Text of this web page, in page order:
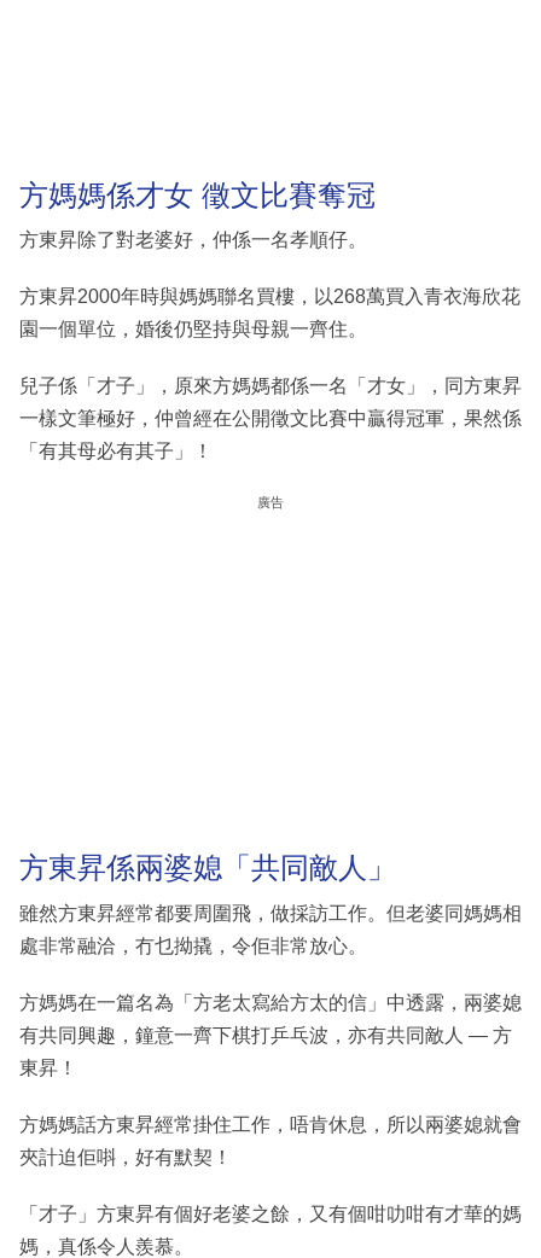
方媽媽係才女 徵文比賽奪冠
方東昇除了對老婆好，仲係一名孝順仔。
方東昇2000年時與媽媽聯名買樓，以268萬買入青衣海欣花
園一個單位，婚後仍堅持與母親一齊住。
兒子係「才子」，原來方媽媽都係一名「才女」，同方東昇
一樣文筆極好，仲曾經在公開徵文比賽中贏得冠軍，果然係
「有其母必有其子」！
廣告
方東昇係兩婆媳「共同敵人」
雖然方東昇經常都要周圍飛，做採訪工作。但老婆同媽媽相
處非常融洽，冇乜拗撬，令佢非常放心。
方媽媽在一篇名為「方老太寫給方太的信」中透露，兩婆媳
有共同興趣，鐘意一齊下棋打乒乓波，亦有共同敵人 — 方
東昇！
方媽媽話方東昇經常掛住工作，唔肯休息，所以兩婆媳就會
夾計迫佢唞，好有默契！
「才子」方東昇有個好老婆之餘，又有個咁叻咁有才華的媽
媽，真係令人羨慕。